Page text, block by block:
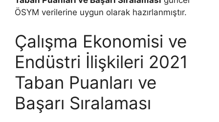
ÖSYM verilerine uygun olarak hazırlanmıştır.
Çalışma Ekonomisi ve
Endüstri İlişkileri 2021
Taban Puanları ve
Başarı Sıralaması